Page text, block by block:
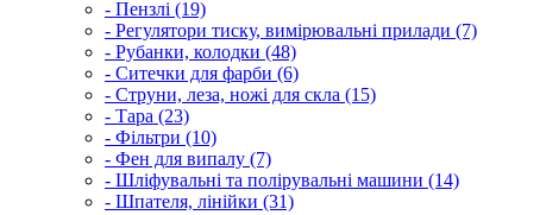
- Пензлі (19)
- Регулятори тиску, вимірювальні прилади (7)
- Рубанки, колодки (48)
- Ситечки для фарби (6)
- Струни, леза, ножі для скла (15)
- Тара (23)
- Фільтри (10)
- Фен для випалу (7)
- Шліфувальні та полірувальні машини (14)
- Шпателя, лінійки (31)